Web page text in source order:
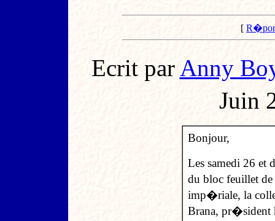
[
Ecrit par Anny
Juin
Bonjour,
Les samedi 26 et
du bloc feuillet
imp�riale, la
Brana, pr�sident